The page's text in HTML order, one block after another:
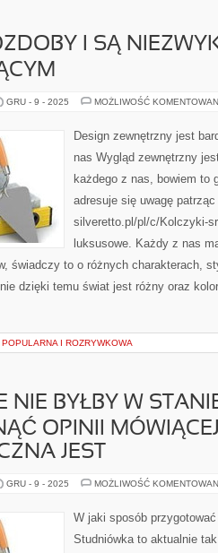
I SĄ
GRU - 9 - 2025 MOŻLIWOŚĆ
Design zewnętrzny jest
nas Wygląd zewnętrzny
każdego z nas, bowiem to
adresuje się uwagę
silveretto.pl/pl/c/Kolczyki-
luksusowe. Każdy z nas
świadczy to o różnych charakterach,
dzięki temu świat jest różny oraz
POPULARNA I ROZRYWKOWA
NIE BYŁBY W
OPINII
JEST
GRU - 9 - 2025 MOŻLIWOŚĆ
W jaki sposób
Studniówka to aktualnie